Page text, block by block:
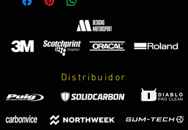
2 tamaños disponibles / 2 colores
Distribuidor